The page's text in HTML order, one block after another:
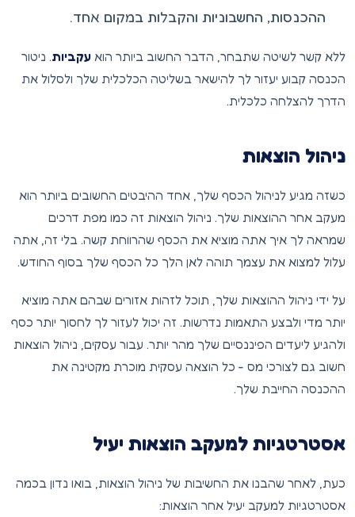
ההכנסות, החשבוניות והקבלות במקום אחד.
ללא קשר לשיטה שתבחר, הדבר החשוב ביותר הוא עקביות. ניטור
הכנסה קבוע יעזור לך להישאר בשליטה הכלכלית שלך ולסלול את
הדרך להצלחה כלכלית.
ניהול הוצאות
כשזה מגיע לניהול הכסף שלך, אחד ההיבטים החשובים ביותר הוא
מעקב אחר ההוצאות שלך. ניהול הוצאות זה כמו מפת דרכים
שמראה לך איך אתה מוציא את הכסף שהרווחת קשה. בלי זה, אתה
עלול למצוא את עצמך תוהה לאן הלך כל הכסף שלך בסוף החודש.
על ידי ניהול ההוצאות שלך, תוכל לזהות אזורים שבהם אתה מוציא
יותר מדי ולבצע התאמות נדרשות. זה יכול לעזור לך לחסוך יותר כסף
ולהגיע ליעדים הפיננסיים שלך מהר יותר. עבור עסקים, ניהול הוצאות
חשוב גם לצורכי מס - כל הוצאה עסקית מוכרת מקטינה את
ההכנסה החייבת שלך.
אסטרטגיות למעקב הוצאות יעיל
כעת, לאחר שהבנו את החשיבות של ניהול הוצאות, בואו נדון בכמה
אסטרטגיות למעקב יעיל אחר הוצאות: